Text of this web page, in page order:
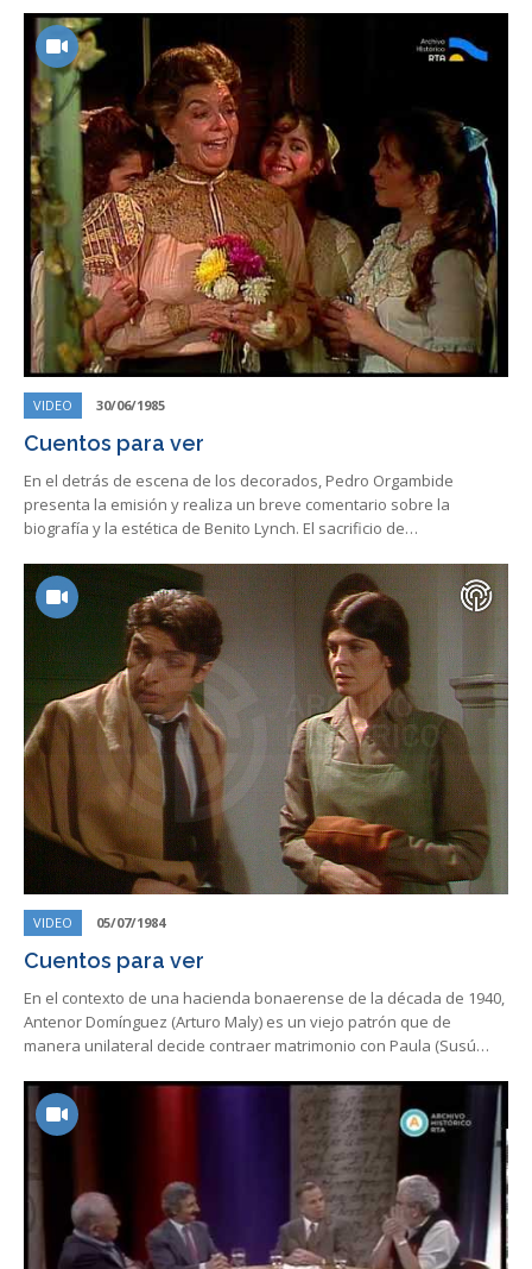
VIDEO 30/06/1985
Cuentos para ver
En el detrás de escena de los decorados, Pedro Orgambide
presenta la emisión y realiza un breve comentario sobre la
biografía y la estética de Benito Lynch. El sacrificio de…
VIDEO 05/07/1984
Cuentos para ver
En el contexto de una hacienda bonaerense de la década de 1940,
Antenor Domínguez (Arturo Maly) es un viejo patrón que de
manera unilateral decide contraer matrimonio con Paula (Susú…